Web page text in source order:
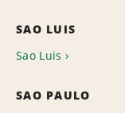
SAO LUIS
Sao Luis
SAO PAULO